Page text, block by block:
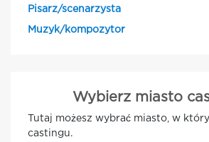
Pisarz/scenarzysta
Muzyk/kompozytor
Wybierz miasto
Tutaj możesz wybrać miasto, w
castingu.